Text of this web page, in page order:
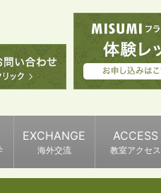
EXCHANGE
海外交流
ACCESS
教室アクセス